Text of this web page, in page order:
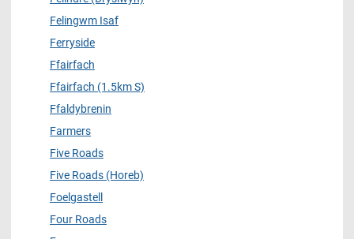
Felingwm Isaf
Ferryside
Ffairfach
Ffairfach (1.5km S)
Ffaldybrenin
Farmers
Five Roads
Five Roads (Horeb)
Foelgastell
Four Roads